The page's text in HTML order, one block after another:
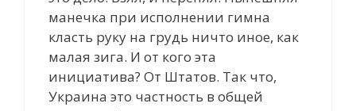
манечка при исполнении гимна
класть руку на грудь ничто иное, как
малая зига. И от кого эта
инициатива? От Штатов. Так что,
Украина это частность в общей